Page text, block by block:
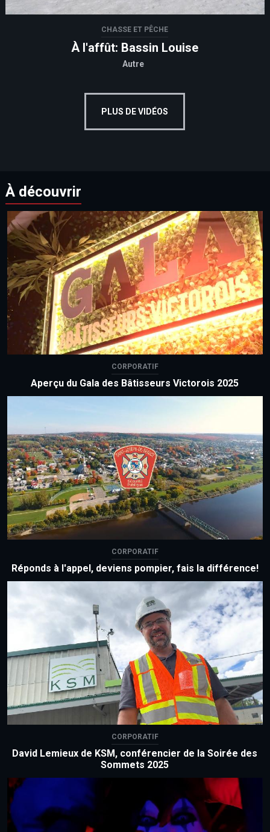
CHASSE ET PÊCHE
À l'affût: Bassin Louise
Autre
PLUS DE VIDÉOS
À découvrir
CORPORATIF
Aperçu du Gala des Bâtisseurs Victorois 2025
CORPORATIF
Réponds à l'appel, deviens pompier, fais la différence!
CORPORATIF
David Lemieux de KSM, conférencier de la Soirée des
Sommets 2025